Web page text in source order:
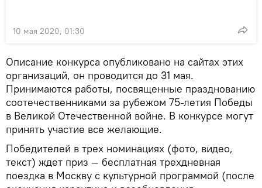
10 мая 2020, 01:30
Описание конкурса опубликовано на сайтах этих
организаций, он проводится до 31 мая.
Принимаются работы, посвященные празднованию
соотечественниками за рубежом 75-летия Победы
в Великой Отечественной войне. В конкурсе могут
принять участие все желающие.
Победителей в трех номинациях (фото, видео,
текст) ждет приз — бесплатная трехдневная
поездка в Москву с культурной программой (после